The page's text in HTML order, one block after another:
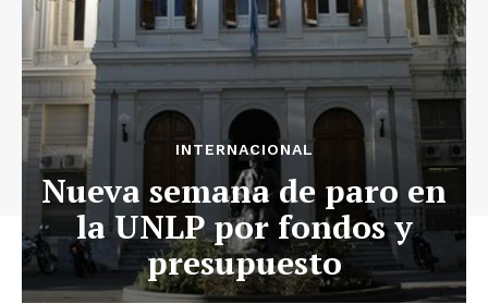
INTERNACIONAL
Nueva semana de paro en
la UNLP por fondos y
presupuesto